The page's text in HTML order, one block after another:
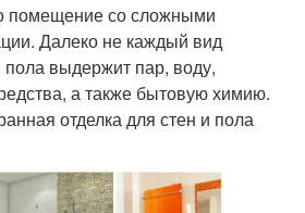
помещение со сложными
Далеко не каждый вид
пола выдержит пар, воду,
а также бытовую химию.
отделка для стен и пола